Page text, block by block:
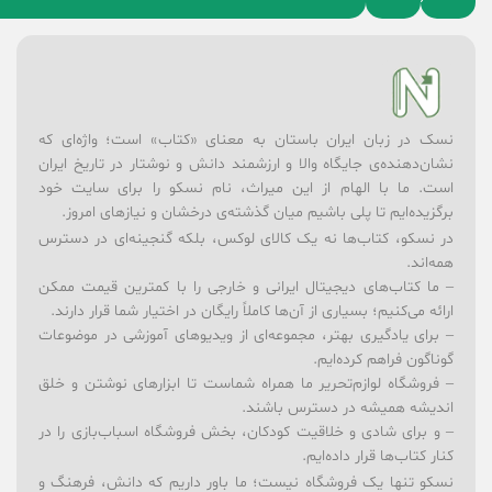
نسک در زبان ایران باستان به معنای «کتاب» است؛ واژه‌ای که
نشان‌دهنده‌ی جایگاه والا و ارزشمند دانش و نوشتار در تاریخ ایران
است. ما با الهام از این میراث، نام نسکو را برای سایت خود
برگزیده‌ایم تا پلی باشیم میان گذشته‌ی درخشان و نیازهای امروز.
در نسکو، کتاب‌ها نه یک کالای لوکس، بلکه گنجینه‌ای در دسترس
همه‌اند.
– ما کتاب‌های دیجیتال ایرانی و خارجی را با کمترین قیمت ممکن
ارائه می‌کنیم؛ بسیاری از آن‌ها کاملاً رایگان در اختیار شما قرار دارند.
– برای یادگیری بهتر، مجموعه‌ای از ویدیوهای آموزشی در موضوعات
گوناگون فراهم کرده‌ایم.
– فروشگاه لوازم‌تحریر ما همراه شماست تا ابزارهای نوشتن و خلق
اندیشه همیشه در دسترس باشند.
– و برای شادی و خلاقیت کودکان، بخش فروشگاه اسباب‌بازی را در
کنار کتاب‌ها قرار داده‌ایم.
نسکو تنها یک فروشگاه نیست؛ ما باور داریم که دانش، فرهنگ و